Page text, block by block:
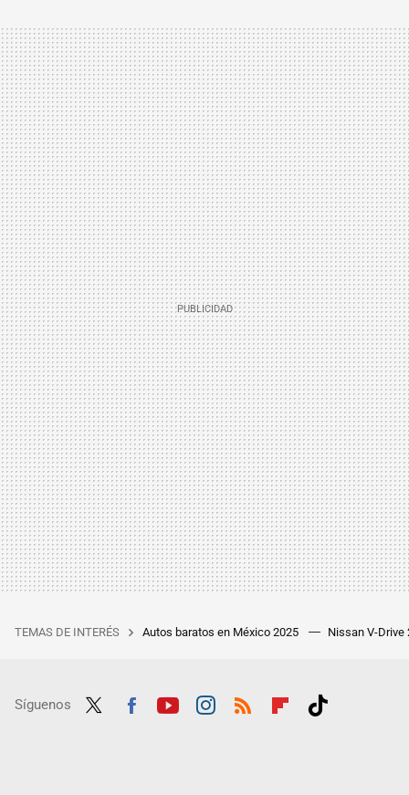
TEMAS DE INTERÉS Autos baratos en México 2025 Nissan V-Drive
Síguenos